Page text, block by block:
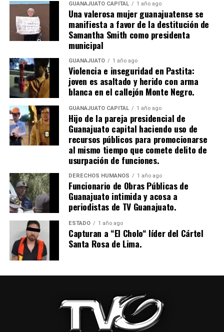
GUANAJUATO CAPITAL 1 año ago
Una valerosa mujer guanajuatense se
manifiesta a favor de la destitución de
Samantha Smith como presidenta
municipal
GUANAJUATO 1 año ago
Violencia e inseguridad en Pastita:
joven es asaltado y herido con arma
blanca en el callejón Monte Negro.
GUANAJUATO CAPITAL 1 año ago
Hijo de la pareja presidencial de
Guanajuato capital haciendo uso de
recursos públicos para promocionarse
al mismo tiempo que comete delito de
usurpación de funciones.
DERECHOS HUMANOS 1 año ago
Funcionario de Obras Públicas de
Guanajuato intimida y acosa a
periodistas de TV Guanajuato.
ESTADO 1 año ago
Capturan a “El Cholo“ líder del Cártel
Santa Rosa de Lima.